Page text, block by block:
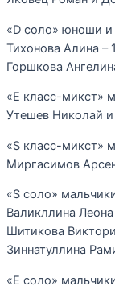
«D соло» юноши
Тихонова Алина –
Горшкова
«Е класс-микст»
Утешев Николай и
«S класс-микст»
Миргасимов
«S соло»
Валикллина
Шитикова
Зиннатуллина
«Е соло»